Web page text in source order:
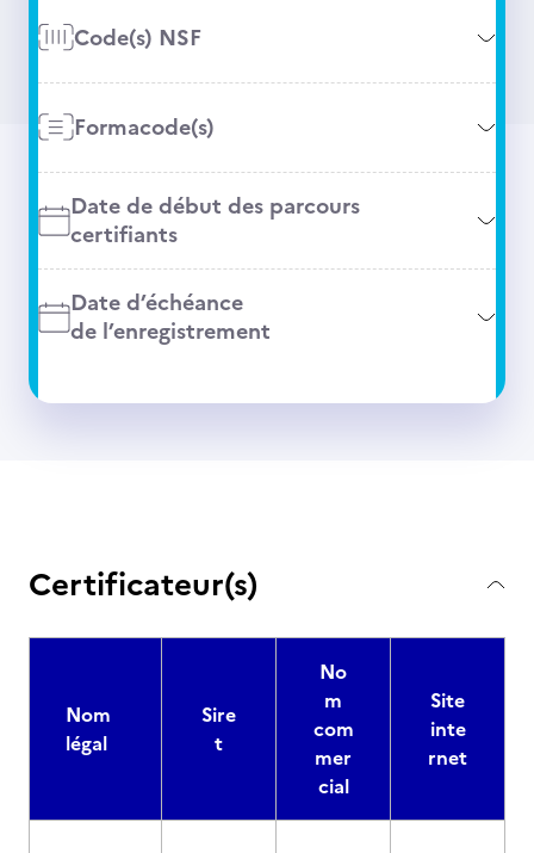
Code(s) NSF
Formacode(s)
Date de début des parcours
certifiants
Date d’échéance
de l’enregistrement
Certificateur(s)
Nom
légal
Sire
t
No
m
com
mer
cial
Site
inte
rnet